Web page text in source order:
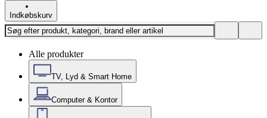
Indkøbskurv
Alle produkter
TV, Lyd & Smart Home
Computer & Kontor